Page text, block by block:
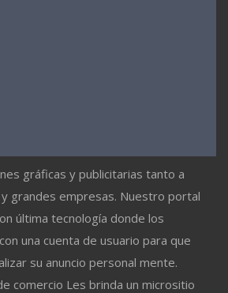
gráficas y publicitarias tanto a
grandes empresas. Nuestro portal
última tecnología donde los
una cuenta de usuario para que
su anuncio personal mente.
comercio Les brinda un micrositio